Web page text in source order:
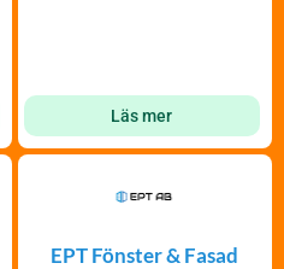
Läs mer
EPT Fönster & Fasad